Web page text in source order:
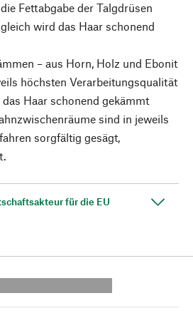
Fettabgabe der Talgdrüsen
wird das Haar schonend
– aus Horn, Holz und Ebonit
höchsten Verarbeitungsqualität
Haar schonend gekämmt
sind in jeweils
sorgfältig gesägt,
für die EU